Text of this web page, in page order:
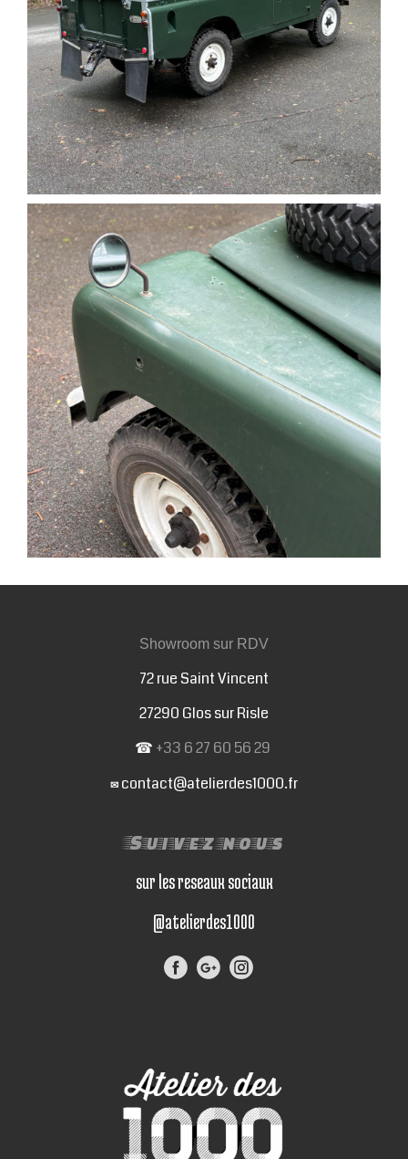
Showroom sur RDV
72 rue Saint Vincent
27290 Glos sur Risle
☎ +33 6 27 60 56 29
✉ contact@atelierdes1000.fr
Suivez nous
sur les reseaux sociaux
@atelierdes1000